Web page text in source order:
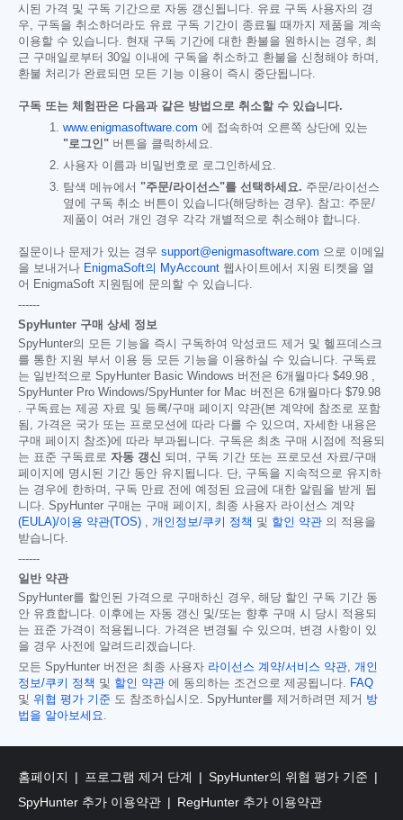
시된 가격 및 구독 기간으로 자동 갱신됩니다. 유료 구독 사용자의 경
우, 구독을 취소하더라도 유료 구독 기간이 종료될 때까지 제품을 계속
이용할 수 있습니다. 현재 구독 기간에 대한 환불을 원하시는 경우, 최
근 구매일로부터 30일 이내에 구독을 취소하고 환불을 신청해야 하며,
환불 처리가 완료되면 모든 기능 이용이 즉시 중단됩니다.
구독 또는 체험판은 다음과 같은 방법으로 취소할 수 있습니다.
www.enigmasoftware.com 에 접속하여 오른쪽 상단에 있는
"로그인" 버튼을 클릭하세요.
사용자 이름과 비밀번호로 로그인하세요.
탐색 메뉴에서 "주문/라이선스"를 선택하세요. 주문/라이선스
옆에 구독 취소 버튼이 있습니다(해당하는 경우). 참고: 주문/
제품이 여러 개인 경우 각각 개별적으로 취소해야 합니다.
질문이나 문제가 있는 경우 support@enigmasoftware.com 으로 이메일
을 보내거나 EnigmaSoft의 MyAccount 웹사이트에서 지원 티켓을 열
어 EnigmaSoft 지원팀에 문의할 수 있습니다.
------
SpyHunter 구매 상세 정보
SpyHunter의 모든 기능을 즉시 구독하여 악성코드 제거 및 헬프데스크
를 통한 지원 부서 이용 등 모든 기능을 이용하실 수 있습니다. 구독료
는 일반적으로 SpyHunter Basic Windows 버전은 6개월마다 $49.98 ,
SpyHunter Pro Windows/SpyHunter for Mac 버전은 6개월마다 $79.98
. 구독료는 제공 자료 및 등록/구매 페이지 약관(본 계약에 참조로 포함
됨, 가격은 국가 또는 프로모션에 따라 다를 수 있으며, 자세한 내용은
구매 페이지 참조)에 따라 부과됩니다. 구독은 최초 구매 시점에 적용되
는 표준 구독료로 자동 갱신 되며, 구독 기간 또는 프로모션 자료/구매
페이지에 명시된 기간 동안 유지됩니다. 단, 구독을 지속적으로 유지하
는 경우에 한하며, 구독 만료 전에 예정된 요금에 대한 알림을 받게 됩
니다. SpyHunter 구매는 구매 페이지, 최종 사용자 라이선스 계약
(EULA)/이용 약관(TOS) , 개인정보/쿠키 정책 및 할인 약관 의 적용을
받습니다.
------
일반 약관
SpyHunter를 할인된 가격으로 구매하신 경우, 해당 할인 구독 기간 동
안 유효합니다. 이후에는 자동 갱신 및/또는 향후 구매 시 당시 적용되
는 표준 가격이 적용됩니다. 가격은 변경될 수 있으며, 변경 사항이 있
을 경우 사전에 알려드리겠습니다.
모든 SpyHunter 버전은 최종 사용자 라이선스 계약/서비스 약관, 개인
정보/쿠키 정책 및 할인 약관 에 동의하는 조건으로 제공됩니다. FAQ
및 위협 평가 기준 도 참조하십시오. SpyHunter를 제거하려면 제거 방
법을 알아보세요.
홈페이지 프로그램 제거 단계
SpyHunter의 위협 평가 기준
SpyHunter 추가 이용약관
RegHunter 추가 이용약관